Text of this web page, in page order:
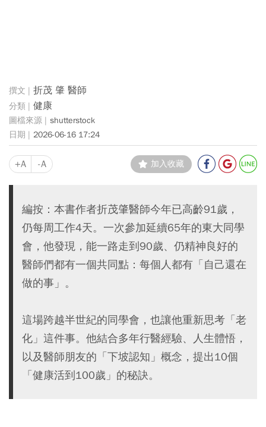
折茂 肇 醫師
健康
shutterstock
2026-06-16 17:24
+A -A 加入收藏
編按：本書作者折茂肇醫師今年已高齡91歲，
仍每周工作4天。一次參加延續65年的東大同學
會，他發現，能一路走到90歲、仍精神良好的
醫師們都有一個共同點：每個人都有「自己還在
做的事」。
這場跨越半世紀的同學會，也讓他重新思考「老
化」這件事。他結合多年行醫經驗、人生體悟，
以及醫師朋友的「下坡認知」概念，提出10個
「健康活到100歲」的秘訣。